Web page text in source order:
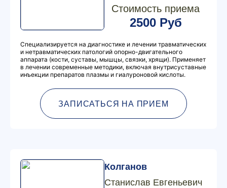
Стоимость приема
2500 Руб
Специализируется на диагностике и лечении травматических
и нетравматических патологий опорно-двигательного
аппарата (кости, суставы, мышцы, связки, хрящи). Применяет
в лечении современные методики, включая внутрисуставные
инъекции препаратов плазмы и гиалуроновой кислоты.
ЗАПИСАТЬСЯ НА ПРИЕМ
Колганов
Станислав Евгеньевич